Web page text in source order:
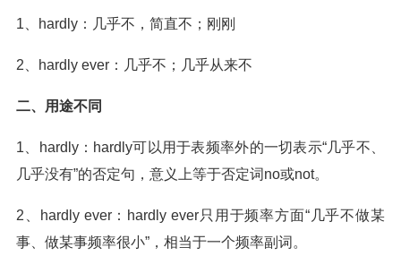
1、hardly：几乎不，简直不；刚刚
2、hardly ever：几乎不；几乎从来不
二、用途不同
1、hardly：hardly可以用于表频率外的一切表示“几乎不、
几乎没有”的否定句，意义上等于否定词no或not。
2、hardly ever：hardly ever只用于频率方面“几乎不做某
事、做某事频率很小”，相当于一个频率副词。